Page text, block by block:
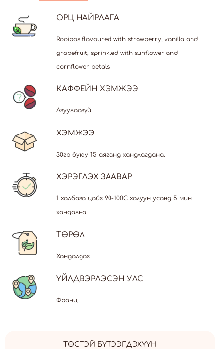
ОРЦ НАЙРЛАГА
Rooibos flavoured with strawberry, vanilla and
grapefruit, sprinkled with sunflower and
cornflower petals
КАФФЕЙН ХЭМЖЭЭ
Агуулаагүй
ХЭМЖЭЭ
30гр буюу 15 аяганд хандлагдана.
ХЭРЭГЛЭХ ЗААВАР
1 халбага цайг 90-100С халуун усанд 5 мин
хандална.
ТӨРӨЛ
Хандалдаг
ҮЙЛДВЭРЛЭСЭН УЛС
Франц
ТӨСТЭЙ БҮТЭЭГДЭХҮҮН